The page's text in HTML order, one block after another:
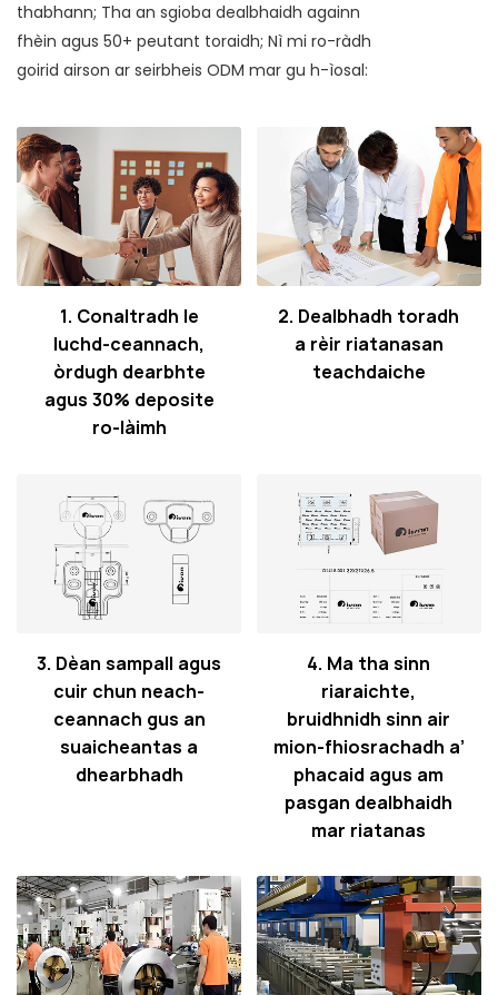
thabhann; Tha an sgioba dealbhaidh againn
fhèin agus 50+ peutant toraidh; Nì mi ro-ràdh
goirid airson ar seirbheis ODM mar gu h-ìosal:
1. Conaltradh le
luchd-ceannach,
òrdugh dearbhte
agus 30% deposite
ro-làimh
2. Dealbhadh toradh
a rèir riatanasan
teachdaiche
3. Dèan sampall agus
cuir chun neach-
ceannach gus an
suaicheantas a
dhearbhadh
4. Ma tha sinn
riaraichte,
bruidhnidh sinn air
mion-fhiosrachadh a’
phacaid agus am
pasgan dealbhaidh
mar riatanas